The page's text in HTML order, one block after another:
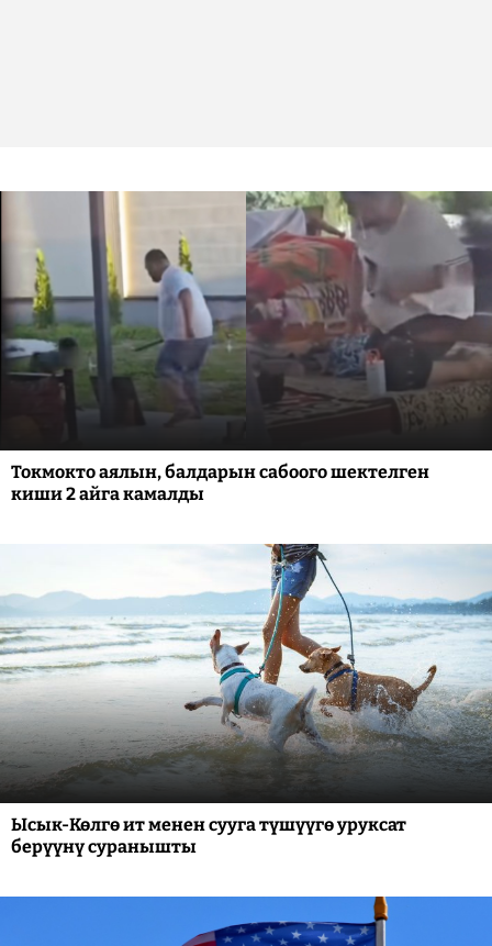
Токмокто аялын, балдарын сабоого шектелген
киши 2 айга камалды
Ысык-Көлгө ит менен сууга түшүүгө уруксат
берүүнү суранышты